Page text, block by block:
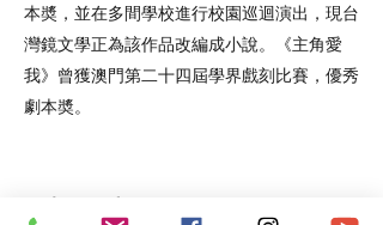
本奬，並在多間學校進行校園巡迴演出，現台
灣鏡文學正為該作品改編成小說。《主角愛
我》曾獲澳門第二十四屆學界戲刻比賽，優秀
劇本奬。
WeChat：Dayday430